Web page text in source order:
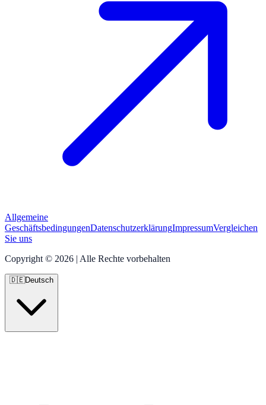
Allgemeine
GeschäftsbedingungenDatenschutzerklärungImpressumVergleichen
Sie uns
Copyright © 2026 | Alle Rechte vorbehalten
🇩🇪Deutsch